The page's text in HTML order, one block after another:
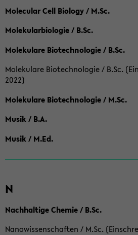
Molecular Cell Biology / M.Sc.
Molekularbiologie / B.Sc.
Molekulare Biotechnologie / B.Sc.
Molekulare Biotechnologie / B.Sc.
2022)
Molekulare Biotechnologie / M.Sc.
Musik / B.A.
Musik / M.Ed.
N
Nachhaltige Chemie / B.Sc.
Nanowissenschaften / M.Sc.